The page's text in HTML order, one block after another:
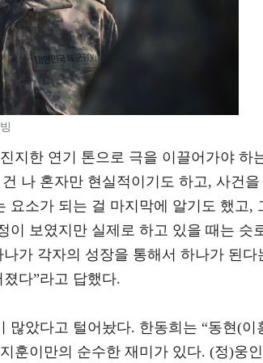
지한 연기 톤으로 극을 이끌어가야 하
나 혼자만 현실적이기도 하고, 사건을
요소가 되는 걸 마지막에 알기도 했고,
이 보였지만 실제로 하고 있을 때는 슷
가 각자의 성장을 통해서 하나가 된다
다”라고 답했다.
많았다고 털어놨다. 한동희는 “동현(이
훈이만의 순수한 재미가 있다. (정)웅인